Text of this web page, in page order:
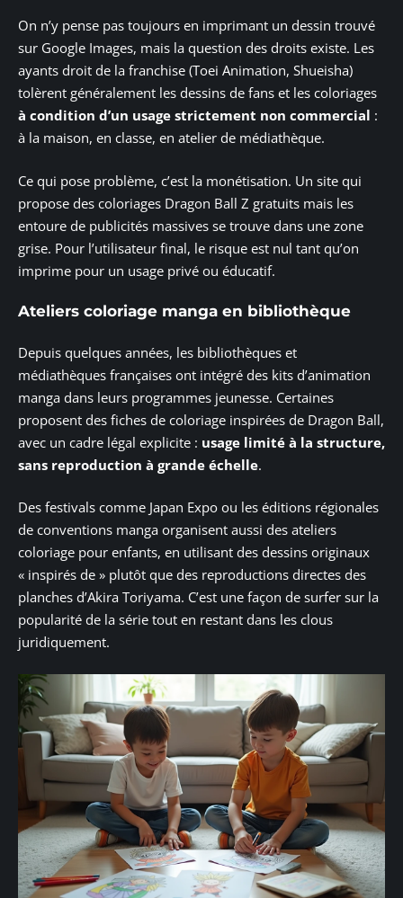
On n’y pense pas toujours en imprimant un dessin trouvé
sur Google Images, mais la question des droits existe. Les
ayants droit de la franchise (Toei Animation, Shueisha)
tolèrent généralement les dessins de fans et les coloriages
à condition d’un usage strictement non commercial :
à la maison, en classe, en atelier de médiathèque.
Ce qui pose problème, c’est la monétisation. Un site qui
propose des coloriages Dragon Ball Z gratuits mais les
entoure de publicités massives se trouve dans une zone
grise. Pour l’utilisateur final, le risque est nul tant qu’on
imprime pour un usage privé ou éducatif.
Ateliers coloriage manga en bibliothèque
Depuis quelques années, les bibliothèques et
médiathèques françaises ont intégré des kits d’animation
manga dans leurs programmes jeunesse. Certaines
proposent des fiches de coloriage inspirées de Dragon Ball,
avec un cadre légal explicite : usage limité à la structure,
sans reproduction à grande échelle.
Des festivals comme Japan Expo ou les éditions régionales
de conventions manga organisent aussi des ateliers
coloriage pour enfants, en utilisant des dessins originaux
« inspirés de » plutôt que des reproductions directes des
planches d’Akira Toriyama. C’est une façon de surfer sur la
popularité de la série tout en restant dans les clous
juridiquement.